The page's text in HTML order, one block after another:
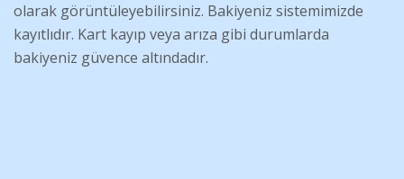
olarak görüntüleyebilirsiniz. Bakiyeniz sistemimizde
kayıtlıdır. Kart kayıp veya arıza gibi durumlarda
bakiyeniz güvence altındadır.